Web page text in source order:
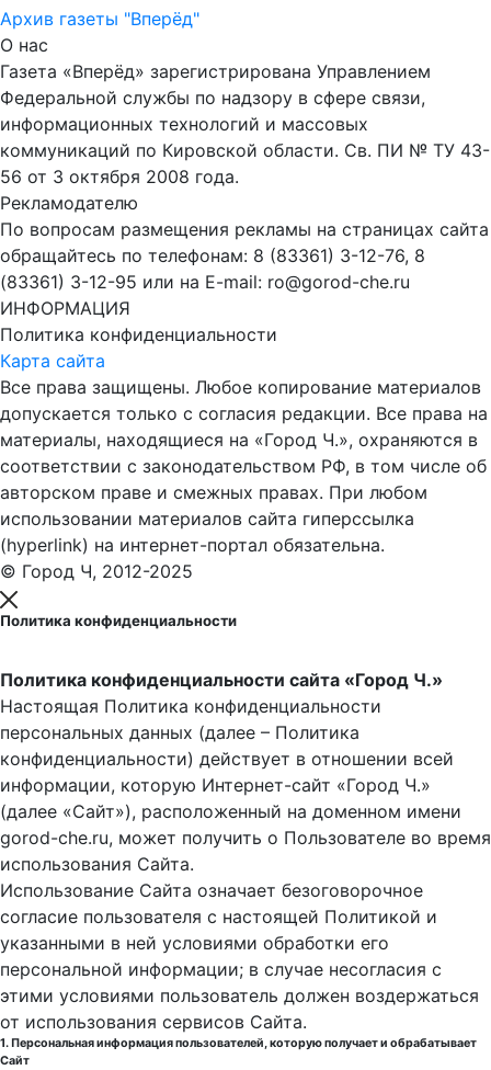
Архив газеты "Вперёд"
О нас
Газета «Вперёд» зарегистрирована Управлением
Федеральной службы по надзору в сфере связи,
информационных технологий и массовых
коммуникаций по Кировской области. Св. ПИ № ТУ 43-
56 от 3 октября 2008 года.
Рекламодателю
По вопросам размещения рекламы на страницах сайта
обращайтесь по телефонам: 8 (83361) 3-12-76, 8
(83361) 3-12-95 или на E-mail: ro@gorod-che.ru
ИНФОРМАЦИЯ
Политика конфиденциальности
Карта сайта
Все права защищены. Любое копирование материалов
допускается только с согласия редакции. Все права на
материалы, находящиеся на «Город Ч.», охраняются в
соответствии с законодательством РФ, в том числе об
авторском праве и смежных правах. При любом
использовании материалов сайта гиперссылка
(hyperlink) на интернет-портал обязательна.
© Город Ч, 2012-2025
Политика конфиденциальности
Политика конфиденциальности сайта «Город Ч.»
Настоящая Политика конфиденциальности
персональных данных (далее – Политика
конфиденциальности) действует в отношении всей
информации, которую Интернет-сайт «Город Ч.»
(далее «Сайт»), расположенный на доменном имени
gorod-che.ru, может получить о Пользователе во время
использования Cайта.
Использование Сайта означает безоговорочное
согласие пользователя с настоящей Политикой и
указанными в ней условиями обработки его
персональной информации; в случае несогласия с
этими условиями пользователь должен воздержаться
от использования сервисов Сайта.
1. Персональная информация пользователей, которую получает и обрабатывает
Сайт